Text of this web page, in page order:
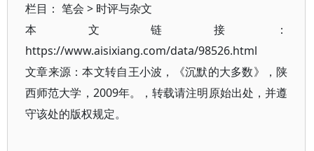
栏目： 笔会 > 时评与杂文
本文链接：
https://www.aisixiang.com/data/98526.html
文章来源：本文转自王小波，《沉默的大多数》，陕
西师范大学，2009年。，转载请注明原始出处，并遵
守该处的版权规定。